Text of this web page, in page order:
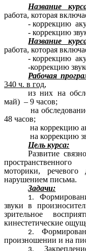
Название
работа, которая
- коррекцию
- коррекцию
Название
работа, которая
- коррекцию
-коррекцию
Рабочая
340 ч. в год,
из них на
май) – 9 часов;
на
48 часов;
на коррекцию
на коррекцию
Цель курса:
Развитие
пространственного
моторики,
нарушением письма.
Задачи:
звуки в
зрительное
кинестетические
произношении и на